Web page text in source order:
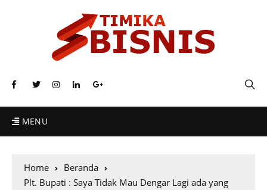
MENU
Home
Beranda
Plt. Bupati : Saya Tidak Mau Dengar Lagi ada yang